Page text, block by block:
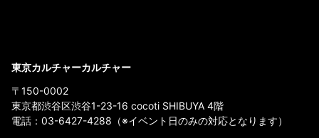
東京カルチャーカルチャー
〒150-0002
東京都渋谷区渋谷1-23-16 cocoti SHIBUYA 4階
電話： 03-6427-4288 （※イベント日のみの対応となります）